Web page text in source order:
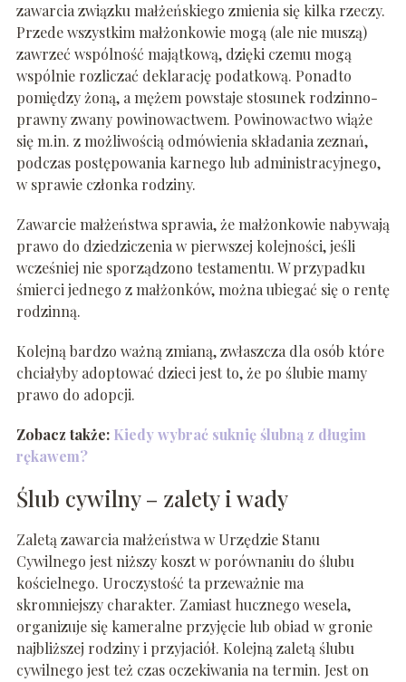
zawarcia związku małżeńskiego zmienia się kilka rzeczy.
Przede wszystkim małżonkowie mogą (ale nie muszą)
zawrzeć wspólność majątkową, dzięki czemu mogą
wspólnie rozliczać deklarację podatkową. Ponadto
pomiędzy żoną, a mężem powstaje stosunek rodzinno-
prawny zwany powinowactwem. Powinowactwo wiąże
się m.in. z możliwością odmówienia składania zeznań,
podczas postępowania karnego lub administracyjnego,
w sprawie członka rodziny.
Zawarcie małżeństwa sprawia, że małżonkowie nabywają
prawo do dziedziczenia w pierwszej kolejności, jeśli
wcześniej nie sporządzono testamentu. W przypadku
śmierci jednego z małżonków, można ubiegać się o rentę
rodzinną.
Kolejną bardzo ważną zmianą, zwłaszcza dla osób które
chciałyby adoptować dzieci jest to, że po ślubie mamy
prawo do adopcji.
Zobacz także: Kiedy wybrać suknię ślubną z długim
rękawem?
Ślub cywilny – zalety i wady
Zaletą zawarcia małżeństwa w Urzędzie Stanu
Cywilnego jest niższy koszt w porównaniu do ślubu
kościelnego. Uroczystość ta przeważnie ma
skromniejszy charakter. Zamiast hucznego wesela,
organizuje się kameralne przyjęcie lub obiad w gronie
najbliższej rodziny i przyjaciół. Kolejną zaletą ślubu
cywilnego jest też czas oczekiwania na termin. Jest on